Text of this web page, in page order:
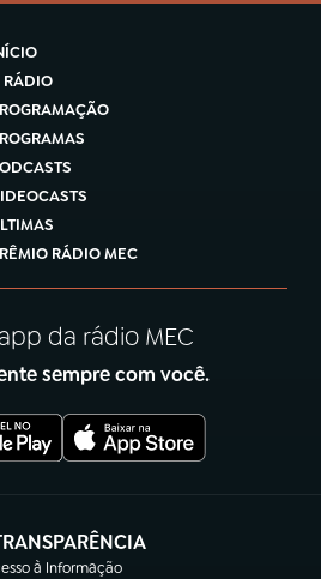
RÁDIO
RÁDIO MEC
da rádio MEC
sempre com você.
à Informação
(abre em nova aba)